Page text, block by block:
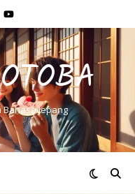
Jepang